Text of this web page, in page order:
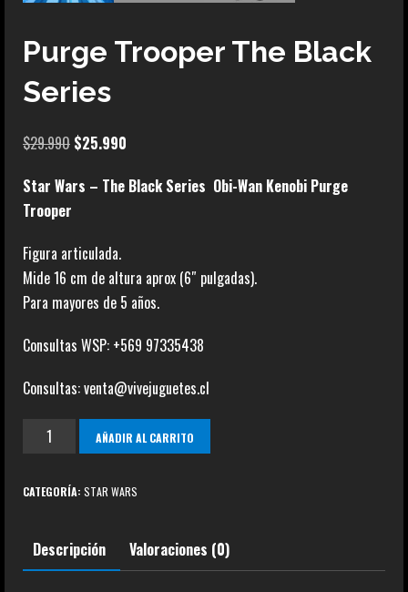
Purge Trooper The Black
Series
$29.990 El
original
$25.990
actual
Star Wars – The Black Series Obi-Wan Kenobi Purge
Trooper
Figura articulada.
Mide 16 cm de altura aprox (6″ pulgadas).
Para mayores de 5 años.
Consultas WSP: +569 97335438
Consultas: venta@vivejuguetes.cl
Purge
Black
cantidad
AÑADIR AL CARRITO
CATEGORÍA: STAR WARS
Descripción Valoraciones (0)